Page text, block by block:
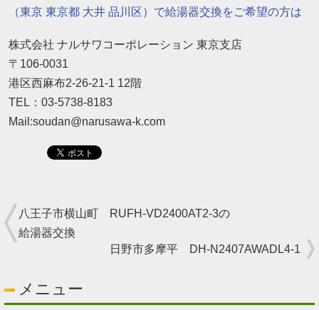
（東京 東京都 大井 品川区）で給湯器交換をご希望の方は
株式会社 ナルサワコーポレーション 東京支店
〒106-0031
港区西麻布2-26-21-1 12階
TEL：03-5738-8183
Mail:soudan@narusawa-k.com
八王子市横山町 RUFH-VD2400AT2-3の
給湯器交換
日野市多摩平 DH-N2407AWADL4-1
メニュー